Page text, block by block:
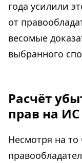
года усилили
от
весомые
выбранного
Расчёт
прав на ИС
Несмотря на